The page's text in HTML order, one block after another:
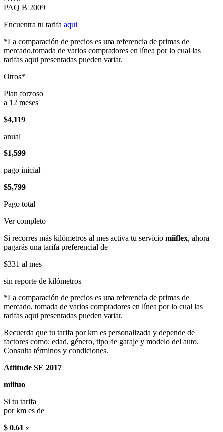
PAQ B 2009
Encuentra tu tarifa aqui
*La comparación de precios es una referencia de primas de
mercado,tomada de varios compradores en línea por lo cual las
tarifas aqui presentadas pueden variar.
Otros*
Plan forzoso
a 12 meses
$4,119
anual
$1,599
pago inicial
$5,799
Pago total
Ver completo
Si recorres más kilómetros al mes activa tu servicio miiflex, ahora
pagarás una tarifa preferencial de
$331 al mes
sin reporte de kilómetros
*La comparación de precios es una referencia de primas de
mercado, tomada de varios compradores en línea por lo cual las
tarifas aqui presentadas pueden variar.
Recuerda que tu tarifa por km es personalizada y depende de
factores como: edad, género, tipo de garaje y modelo del auto.
Consulta términos y condiciones.
Attitude SE 2017
miituo
Si tu tarifa
por km es de
$ 0.61 x